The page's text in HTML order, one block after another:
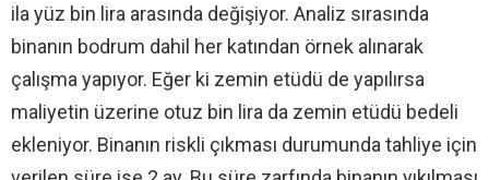
ila yüz bin lira arasında değişiyor. Analiz sırasında
binanın bodrum dahil her katından örnek alınarak
çalışma yapıyor. Eğer ki zemin etüdü de yapılırsa
maliyetin üzerine otuz bin lira da zemin etüdü bedeli
ekleniyor. Binanın riskli çıkması durumunda tahliye için